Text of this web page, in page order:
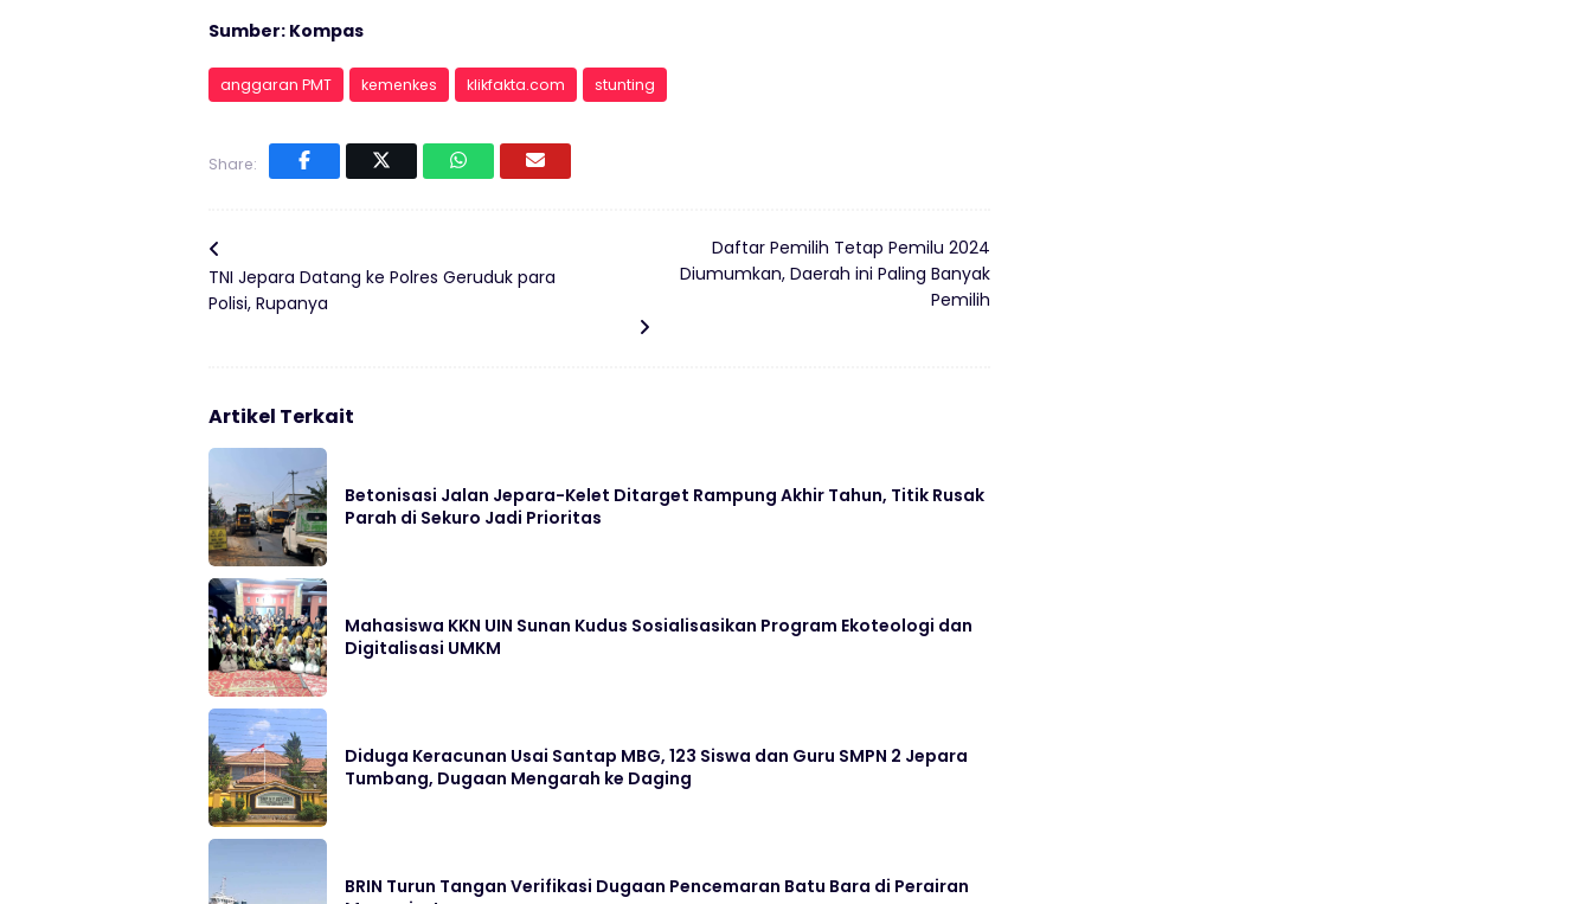
Sumber: Kompas
anggaran PMT kemenkes klikfakta.com stunting
Share:
TNI Jepara Datang ke Polres Geruduk para
Polisi, Rupanya
Daftar Pemilih Tetap Pemilu 2024
Diumumkan, Daerah ini Paling Banyak
Pemilih
Artikel Terkait
Betonisasi Jalan Jepara-Kelet Ditarget Rampung Akhir Tahun, Titik Rusak
Parah di Sekuro Jadi Prioritas
Mahasiswa KKN UIN Sunan Kudus Sosialisasikan Program Ekoteologi dan
Digitalisasi UMKM
Diduga Keracunan Usai Santap MBG, 123 Siswa dan Guru SMPN 2 Jepara
Tumbang, Dugaan Mengarah ke Daging
BRIN Turun Tangan Verifikasi Dugaan Pencemaran Batu Bara di Perairan